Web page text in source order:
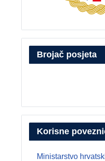
Brojač posjeta
Korisne
Ministarstvo